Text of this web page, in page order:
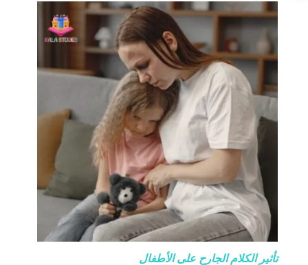
تأثير الكلام الجارح على الأطفال